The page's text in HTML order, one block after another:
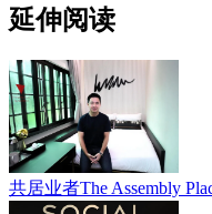
延伸阅读
共居业者The Assembly